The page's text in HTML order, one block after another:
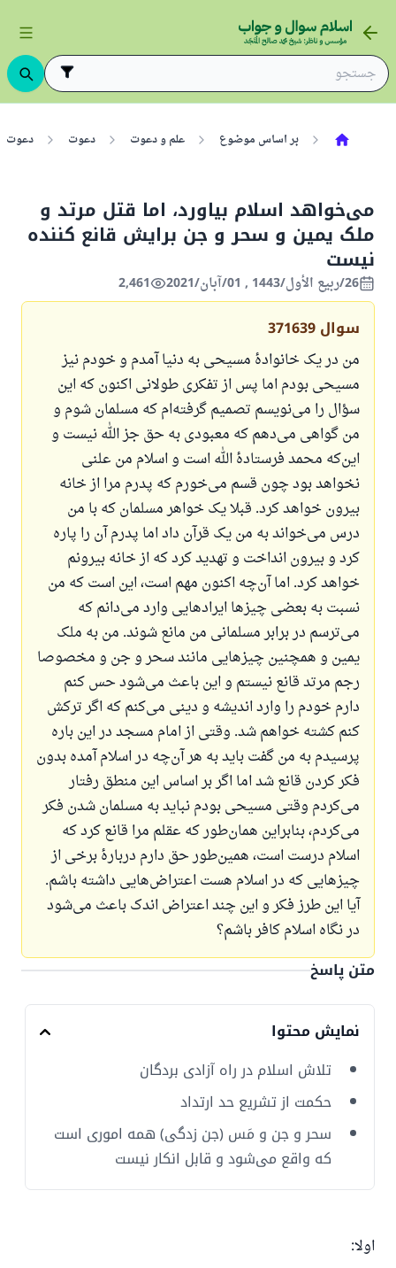
بر اساس موضوع علم و دعوت دعوت دعوت
می‌خواهد اسلام بیاورد، اما قتل مرتد و
ملک یمین و سحر و جن برایش قانع کننده
نیست
26/ربيع الأول/1443 , 01/آبان/2021 2,461
سوال 371639
من در یک خانوادهٔ مسیحی به دنیا آمدم و خودم نیز
مسیحی بودم اما پس از تفکری طولانی اکنون که این
سؤال را می‌نویسم تصمیم گرفته‌ام که مسلمان شوم و
من گواهی می‌دهم که معبودی به حق جز الله نیست و
این‌که محمد فرستادهٔ الله است و اسلام من علنی
نخواهد بود چون قسم می‌خورم که پدرم مرا از خانه
بیرون خواهد کرد. قبلا یک خواهر مسلمان که با من
درس می‌خواند به من یک قرآن داد اما پدرم آن را پاره
کرد و بیرون انداخت و تهدید کرد که از خانه بیرونم
خواهد کرد. اما آن‌چه اکنون مهم است، این است که من
نسبت به بعضی چیزها ایرادهایی وارد می‌دانم که
می‌ترسم در برابر مسلمانی من مانع شوند. من به ملک
یمین و همچنین چیزهایی مانند سحر و جن و مخصوصا
رجم مرتد قانع نیستم و این باعث می‌شود حس کنم
دارم خودم را وارد اندیشه و دینی می‌کنم که اگر ترکش
کنم کشته خواهم شد. وقتی از امام مسجد در این باره
پرسیدم به من گفت باید به هر آن‌چه در اسلام آمده بدون
فکر کردن قانع شد اما اگر بر اساس این منطق رفتار
می‌کردم وقتی مسیحی بودم نباید به مسلمان شدن فکر
می‌کردم، بنابراین همان‌طور که عقلم مرا قانع کرد که
اسلام درست است، همین‌طور حق دارم دربارهٔ برخی از
چیزهایی که در اسلام هست اعتراض‌هایی داشته باشم.
آیا این طرز فکر و این چند اعتراض اندک باعث می‌شود
در نگاه اسلام کافر باشم؟
متن پاسخ
نمایش محتوا
تلاش اسلام در راه آزادی بردگان
حکمت از تشریع حد ارتداد
سحر و جن و مَس (جن زدگی) همه اموری است
که واقع می‌شود و قابل انکار نیست
اولا: